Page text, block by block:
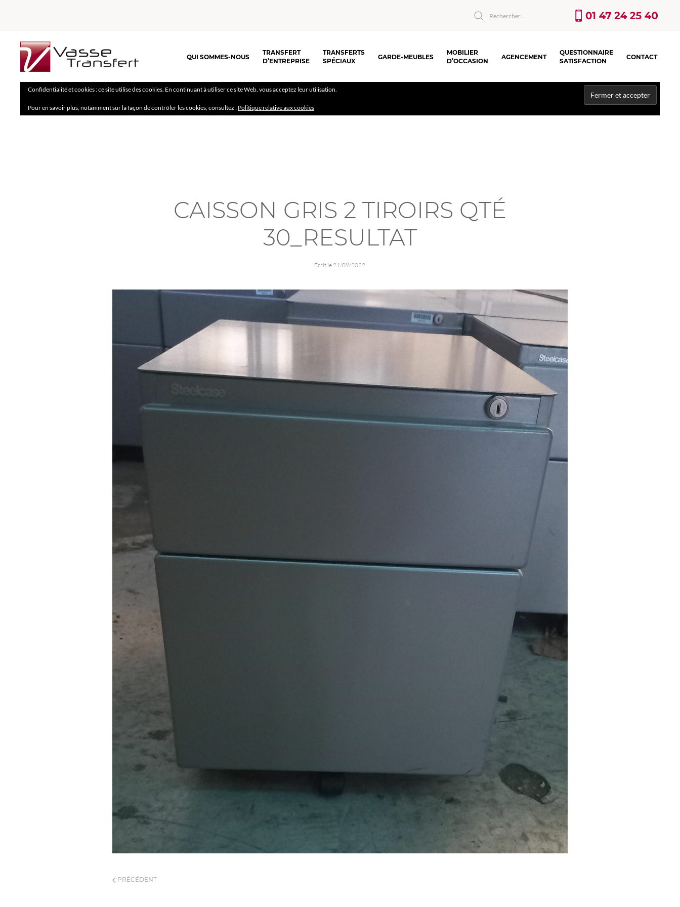
QUI SOMMES-NOUS
TRANSFERT
D’ENTREPRISE
TRANSFERTS
SPÉCIAUX
GARDE-MEUBLES
MOBILIER
D’OCCASION
AGENCEMENT
QUESTIONNAIRE
SATISFACTION
CONTACT
Confidentialité et cookies : ce site utilise des cookies. En continuant à utiliser ce site Web, vous acceptez leur utilisation.
Pour en savoir plus, notamment sur la façon de contrôler les cookies, consultez : Politique relative aux cookies
CAISSON GRIS 2 TIROIRS QTÉ
30_RESULTAT
Écrit le 21/09/2022.
PRÉCÉDENT